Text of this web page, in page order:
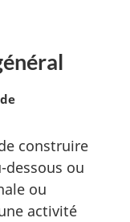
construire
dessous ou
ou
activité